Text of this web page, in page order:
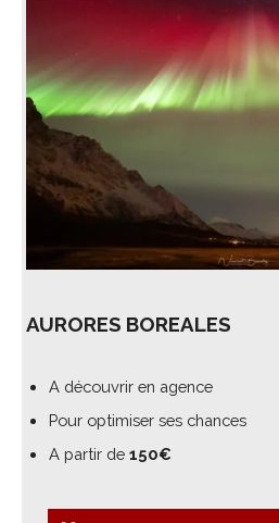
AURORES BOREALES
A découvrir en agence
Pour optimiser ses chances
A partir de 150€